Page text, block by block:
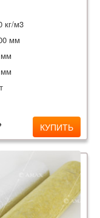
кг/м3
мм
КУПИТЬ